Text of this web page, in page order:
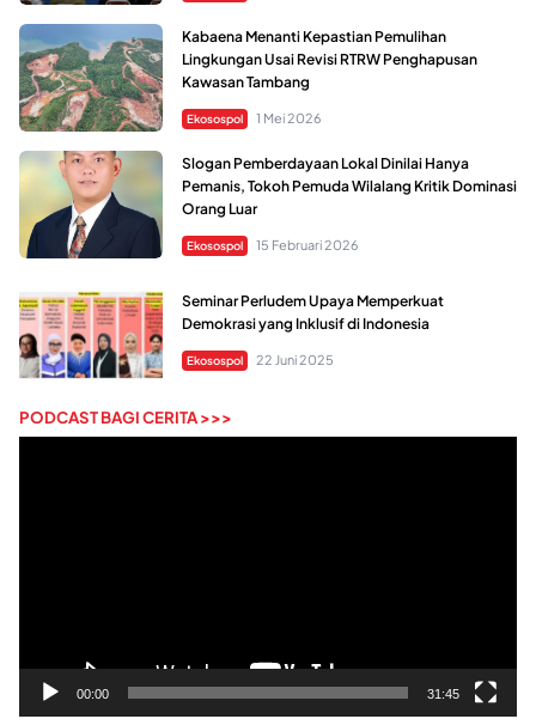
Kabaena Menanti Kepastian Pemulihan
Lingkungan Usai Revisi RTRW Penghapusan
Kawasan Tambang
Ekosospol 1 Mei 2026
Slogan Pemberdayaan Lokal Dinilai Hanya
Pemanis, Tokoh Pemuda Wilalang Kritik Dominasi
Orang Luar
Ekosospol 15 Februari 2026
Seminar Perludem Upaya Memperkuat
Demokrasi yang Inklusif di Indonesia
Ekosospol 22 Juni 2025
PODCAST BAGI CERITA >>>
00:00 31:45